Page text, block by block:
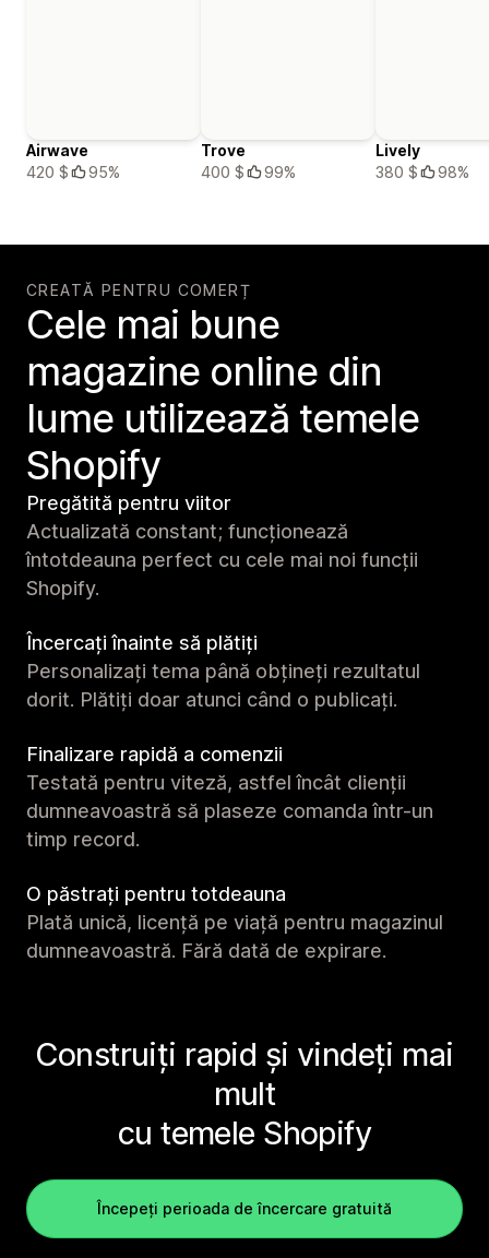
Airwave
420 $
95%
Trove
400 $
99%
Lively
380 $
98%
CREATĂ PENTRU COMERȚ
Cele mai bune
magazine online din
lume utilizează temele
Shopify
Pregătită pentru viitor
Actualizată constant; funcționează
întotdeauna perfect cu cele mai noi funcții
Shopify.
Încercați înainte să plătiți
Personalizați tema până obțineți rezultatul
dorit. Plătiți doar atunci când o publicați.
Finalizare rapidă a comenzii
Testată pentru viteză, astfel încât clienții
dumneavoastră să plaseze comanda într-un
timp record.
O păstrați pentru totdeauna
Plată unică, licență pe viață pentru magazinul
dumneavoastră. Fără dată de expirare.
Construiți rapid și vindeți mai
mult
cu temele Shopify
Începeți perioada de încercare gratuită